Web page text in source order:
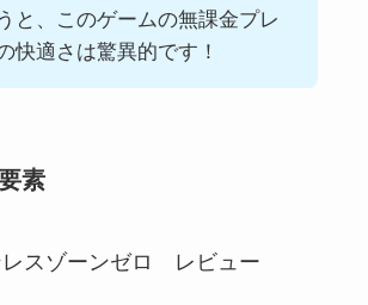
と、このゲームの無課金プレ
快適さは驚異的です！
素